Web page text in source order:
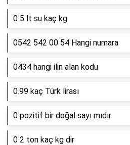
0 5 lt su kaç kg
0542 542 00 54 Hangi numara
0434 hangi ilin alan kodu
0.99 kaç Türk lirası
0 pozitif bir doğal sayı mıdır
0 2 ton kaç kg dir